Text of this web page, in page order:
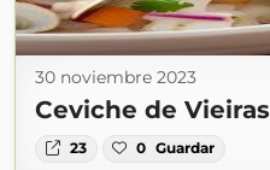
30 noviembre 2023
Ceviche de Vieiras
23 0 Guardar